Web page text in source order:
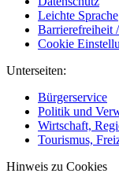
Leichte Sprache
Barrierefreiheit
Cookie
Unterseiten:
Bürgerservice
Politik und
Wirtschaft,
Tourismus,
Hinweis zu Cookies